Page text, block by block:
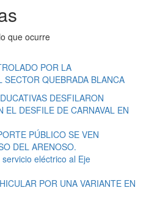
que ocurre
POR LA
SECTOR QUEBRADA BLANCA
DESFILARON
EL DESFILE DE CARNAVAL EN
PÚBLICO SE VEN
DEL ARENOSO.
eléctrico al Eje
POR UNA VARIANTE EN